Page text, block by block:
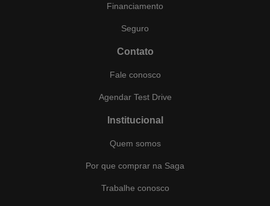
Financiamento
Seguro
Contato
Fale conosco
Agendar Test Drive
Institucional
Quem somos
Por que comprar na Saga
Trabalhe conosco